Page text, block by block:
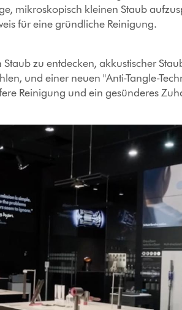
mikroskopisch kleinen Staub
für eine gründliche Reinigung.
zu entdecken, akkustischer
und einer neuen "Anti-Tangle-
Reinigung und ein gesünderes